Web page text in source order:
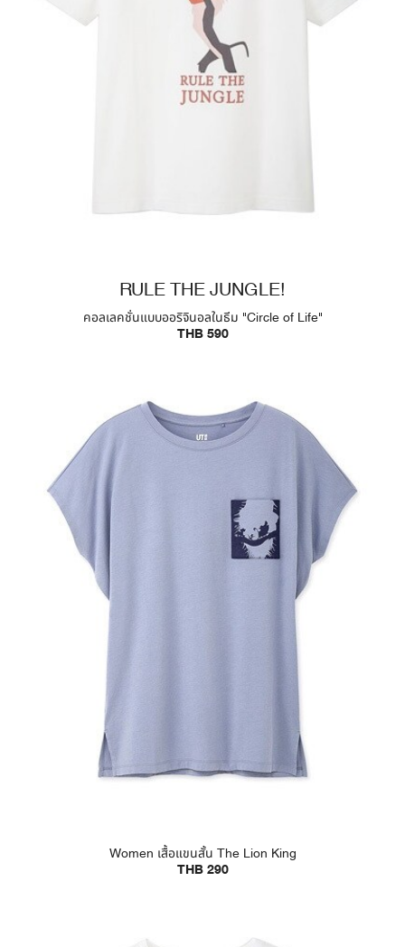
RULE THE JUNGLE!
คอลเลคชั่นแบบออริจินอลในธีม "Circle of Life"
THB 590
Women เสื้อแขนสั้น The Lion King
THB 290